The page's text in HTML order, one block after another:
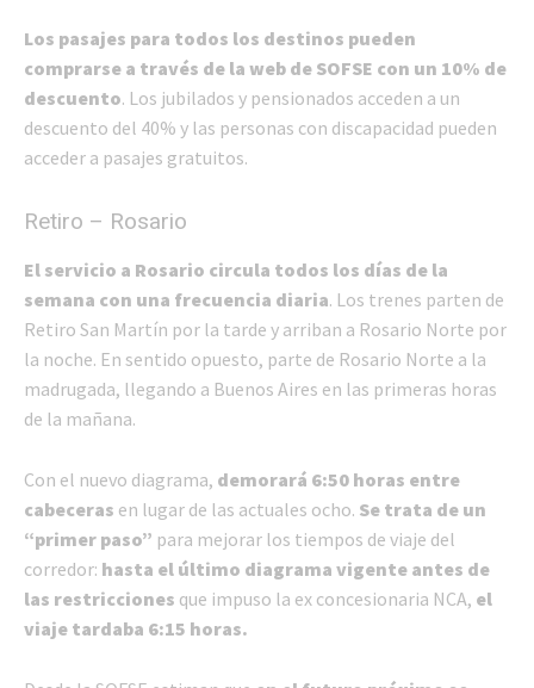
Los pasajes para todos los destinos pueden
comprarse a través de la web de SOFSE con un 10% de
descuento. Los jubilados y pensionados acceden a un
descuento del 40% y las personas con discapacidad pueden
acceder a pasajes gratuitos.
Retiro – Rosario
El servicio a Rosario circula todos los días de la
semana con una frecuencia diaria. Los trenes parten de
Retiro San Martín por la tarde y arriban a Rosario Norte por
la noche. En sentido opuesto, parte de Rosario Norte a la
madrugada, llegando a Buenos Aires en las primeras horas
de la mañana.
Con el nuevo diagrama, demorará 6:50 horas entre
cabeceras en lugar de las actuales ocho. Se trata de un
“primer paso” para mejorar los tiempos de viaje del
corredor: hasta el último diagrama vigente antes de
las restricciones que impuso la ex concesionaria NCA, el
viaje tardaba 6:15 horas.